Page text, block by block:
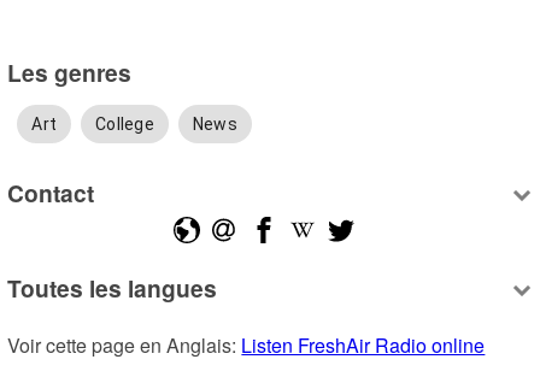
Les genres
Art College News
Contact
Toutes les langues
Voir cette page en Anglais: Listen FreshAir Radio online